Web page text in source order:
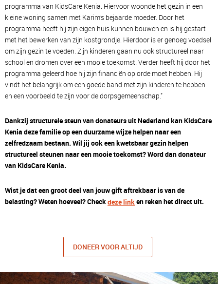
programma van KidsCare Kenia. Hiervoor woonde het gezin in een
kleine woning samen met Karim’s bejaarde moeder. Door het
programma heeft hij zijn eigen huis kunnen bouwen en is hij gestart
met het bewerken van zijn kostgrondje. Hierdoor is er genoeg voedsel
om zijn gezin te voeden. Zijn kinderen gaan nu ook structureel naar
school en dromen over een mooie toekomst. Verder heeft hij door het
programma geleerd hoe hij zijn financiën op orde moet hebben. Hij
vindt het belangrijk om een goede band met zijn kinderen te hebben
en een voorbeeld te zijn voor de dorpsgemeenschap."
Dankzij structurele steun van donateurs uit Nederland kan KidsCare
Kenia deze familie op een duurzame wijze helpen naar een
zelfredzaam bestaan. Wil jij ook een kwetsbaar gezin helpen
structureel steunen naar een mooie toekomst? Word dan donateur
van KidsCare Kenia.
Wist je dat een groot deel van jouw gift aftrekbaar is van de
belasting? Weten hoeveel? Check deze linken reken het direct uit.
DONEER VOOR ALTIJD